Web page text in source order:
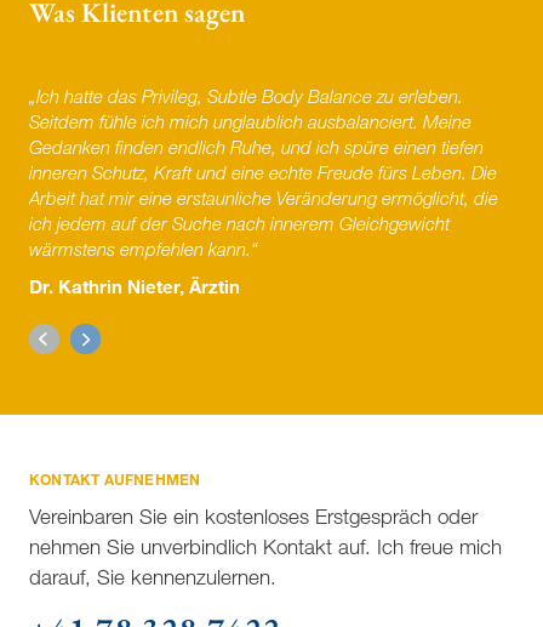
Was Klienten sagen
„Ich hatte das Privileg, Subtle Body Balance zu erleben.
Seitdem fühle ich mich unglaublich ausbalanciert. Meine
Gedanken finden endlich Ruhe, und ich spüre einen tiefen
inneren Schutz, Kraft und eine echte Freude fürs Leben. Die
Arbeit hat mir eine erstaunliche Veränderung ermöglicht, die
ich jedem auf der Suche nach innerem Gleichgewicht
wärmstens empfehlen kann.“
Dr. Kathrin Nieter, Ärztin
KONTAKT AUFNEHMEN
Vereinbaren Sie ein kostenloses Erstgespräch oder
nehmen Sie unverbindlich Kontakt auf. Ich freue mich
darauf, Sie kennenzulernen.